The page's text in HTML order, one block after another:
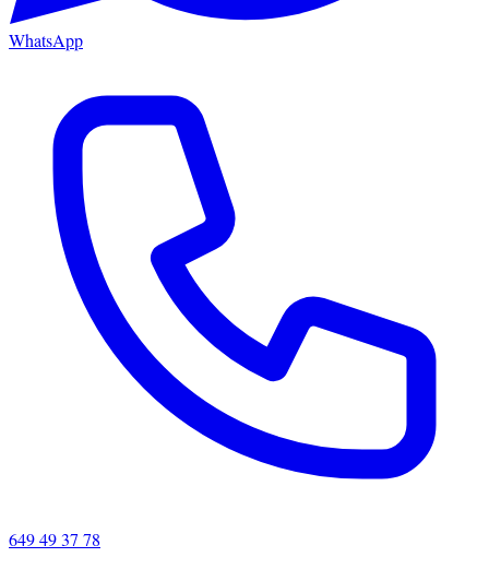
WhatsApp
649 49 37 78